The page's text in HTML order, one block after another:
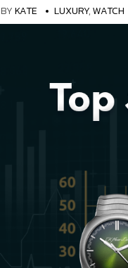
BYKATE LUXURY,WATCH